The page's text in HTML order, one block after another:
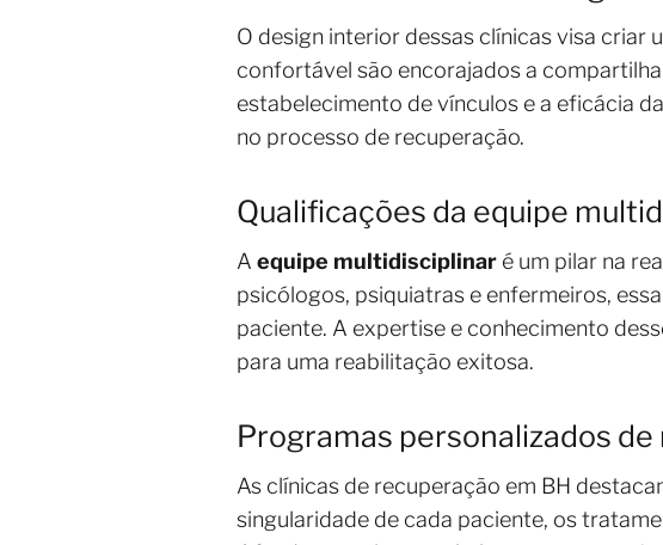
O design interior dessas clínicas visa criar
confortável são encorajados a
estabelecimento de vínculos e a eficácia
no processo de recuperação.
Qualificações da equipe
A equipe multidisciplinar é um pilar na
psicólogos, psiquiatras e enfermeiros,
paciente. A expertise e conhecimento
para uma reabilitação exitosa.
Programas personalizados
As clínicas de recuperação em BH
singularidade de cada paciente, os